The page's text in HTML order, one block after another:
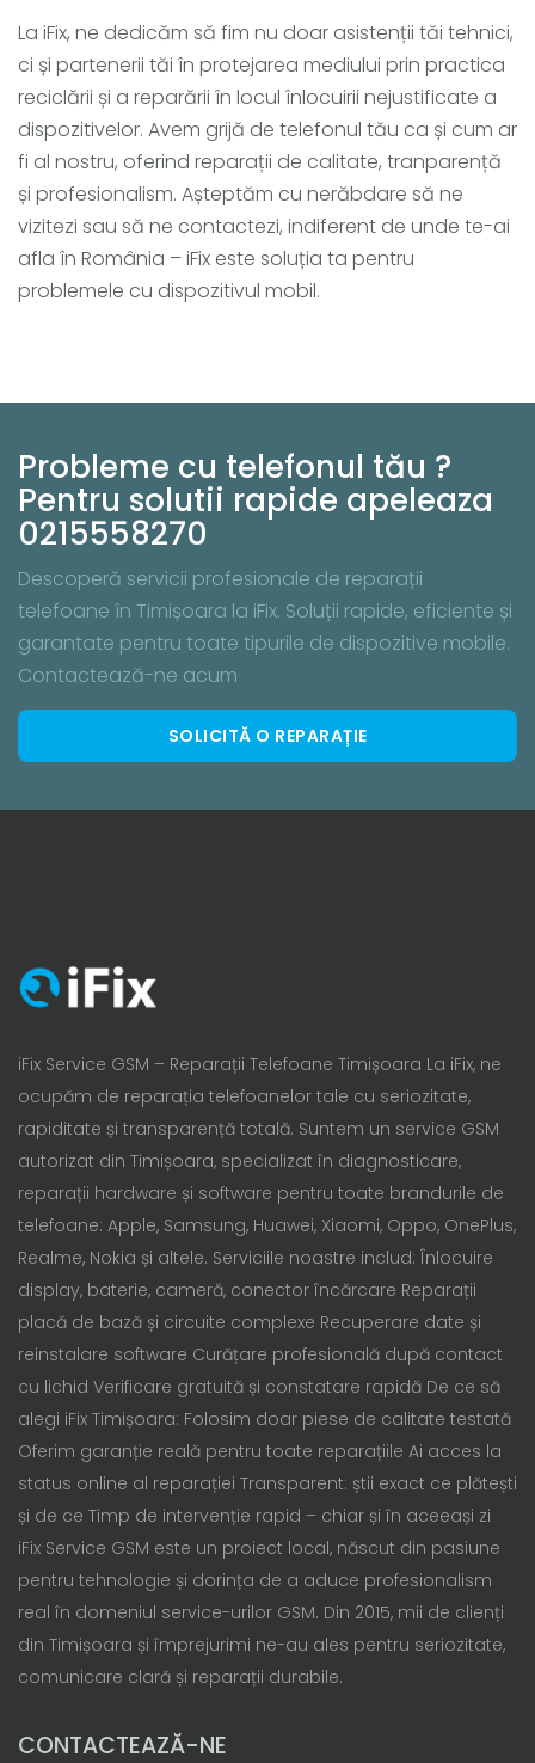
La iFix, ne dedicăm să fim nu doar asistenții tăi tehnici,
ci și partenerii tăi în protejarea mediului prin practica
reciclării și a reparării în locul înlocuirii nejustificate a
dispozitivelor. Avem grijă de telefonul tău ca și cum ar
fi al nostru, oferind reparații de calitate, tranparență
și profesionalism. Așteptăm cu nerăbdare să ne
vizitezi sau să ne contactezi, indiferent de unde te-ai
afla în România – iFix este soluția ta pentru
problemele cu dispozitivul mobil.
Probleme cu telefonul tău ?
Pentru solutii rapide apeleaza
0215558270
Descoperă servicii profesionale de reparații
telefoane în Timișoara la iFix. Soluții rapide, eficiente și
garantate pentru toate tipurile de dispozitive mobile.
Contactează-ne acum
SOLICITĂ O REPARAȚIE
iFix Service GSM – Reparații Telefoane Timișoara La iFix, ne
ocupăm de reparația telefoanelor tale cu seriozitate,
rapiditate și transparență totală. Suntem un service GSM
autorizat din Timișoara, specializat în diagnosticare,
reparații hardware și software pentru toate brandurile de
telefoane: Apple, Samsung, Huawei, Xiaomi, Oppo, OnePlus,
Realme, Nokia și altele. Serviciile noastre includ: Înlocuire
display, baterie, cameră, conector încărcare Reparații
placă de bază și circuite complexe Recuperare date și
reinstalare software Curățare profesională după contact
cu lichid Verificare gratuită și constatare rapidă De ce să
alegi iFix Timișoara: Folosim doar piese de calitate testată
Oferim garanție reală pentru toate reparațiile Ai acces la
status online al reparației Transparent: știi exact ce plătești
și de ce Timp de intervenție rapid – chiar și în aceeași zi
iFix Service GSM este un proiect local, născut din pasiune
pentru tehnologie și dorința de a aduce profesionalism
real în domeniul service-urilor GSM. Din 2015, mii de clienți
din Timișoara și împrejurimi ne-au ales pentru seriozitate,
comunicare clară și reparații durabile.
CONTACTEAZĂ-NE